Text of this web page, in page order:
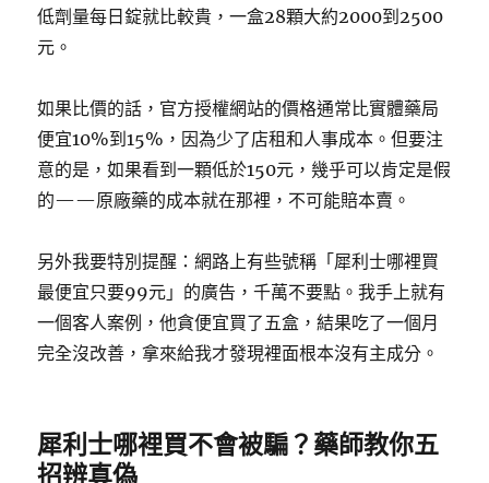
低劑量每日錠就比較貴，一盒28顆大約2000到2500
元。
如果比價的話，官方授權網站的價格通常比實體藥局
便宜10%到15%，因為少了店租和人事成本。但要注
意的是，如果看到一顆低於150元，幾乎可以肯定是假
的——原廠藥的成本就在那裡，不可能賠本賣。
另外我要特別提醒：網路上有些號稱「犀利士哪裡買
最便宜只要99元」的廣告，千萬不要點。我手上就有
一個客人案例，他貪便宜買了五盒，結果吃了一個月
完全沒改善，拿來給我才發現裡面根本沒有主成分。
犀利士哪裡買不會被騙？藥師教你五
招辨真偽